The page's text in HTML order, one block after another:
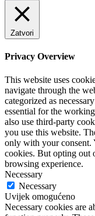
Zatvori
Privacy Overview
This website uses
navigate through the
categorized as
essential for the
also use third-party
you use this website.
only with your consent.
cookies. But opting out
browsing experience.
Necessary
Necessary
Uvijek omogućeno
Necessary cookies are